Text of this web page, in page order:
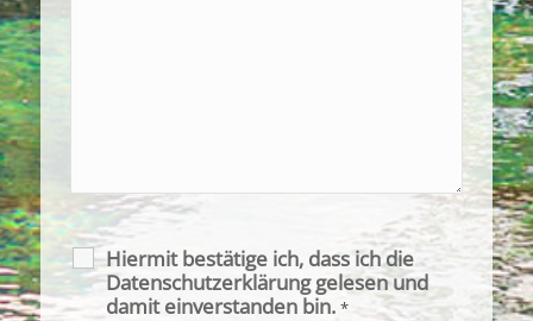
Hiermit bestätige ich, dass ich die
Datenschutzerklärung gelesen und
damit einverstanden bin. *